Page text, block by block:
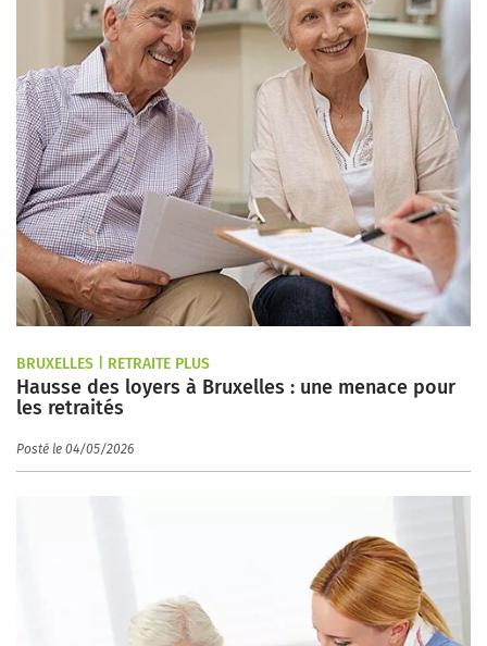
BRUXELLES | RETRAITE PLUS
Hausse des loyers à Bruxelles : une menace pour
les retraités
Posté le 04/05/2026